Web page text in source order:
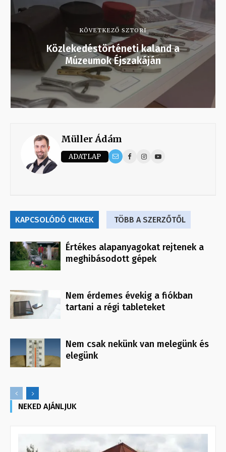
KÖVETKEZŐ SZTORI
Közlekedéstörténeti kaland a
Múzeumok Éjszakáján
Müller Ádám
ADATLAP
KAPCSOLÓDÓ CIKKEK TÖBB A SZERZŐTŐL
Értékes alapanyagokat rejtenek a
meghibásodott gépek
Nem érdemes évekig a fiókban
tartani a régi tableteket
Nem csak nekünk van melegünk és
elegünk
NEKED AJÁNLJUK